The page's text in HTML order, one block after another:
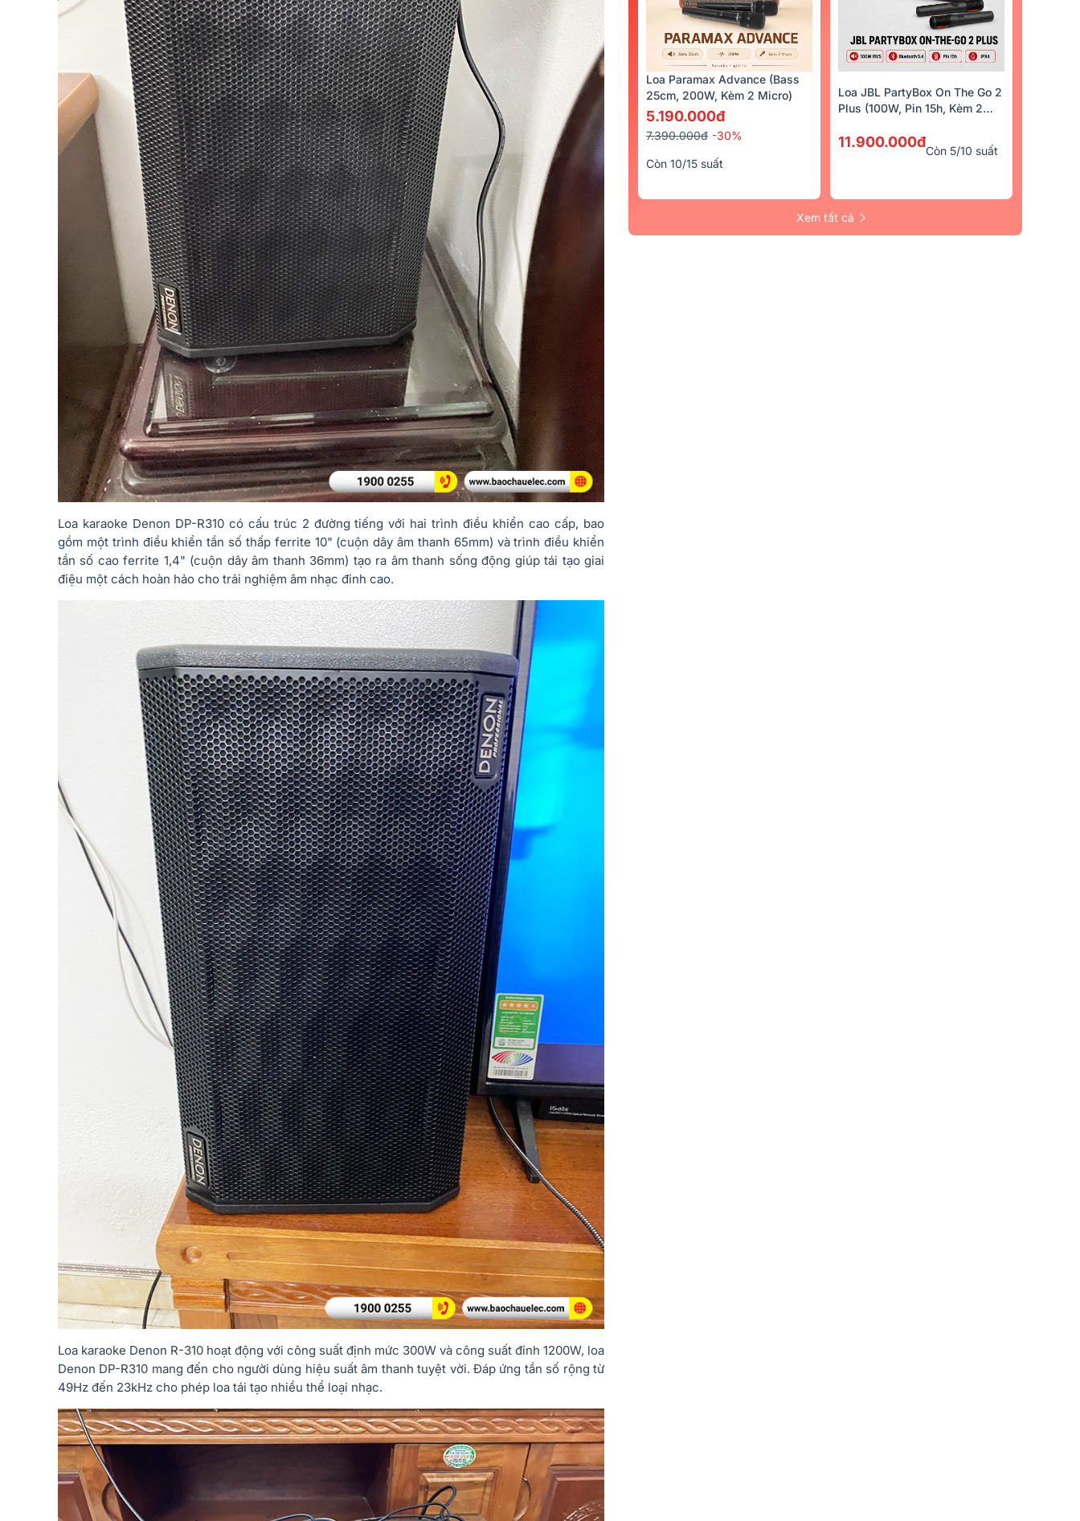
Loa karaoke Denon DP-R310 có cấu trúc 2 đường tiếng với hai trình điều khiển cao cấp, bao
gồm một trình điều khiển tần số thấp ferrite 10" (cuộn dây âm thanh 65mm) và trình điều khiển
tần số cao ferrite 1,4" (cuộn dây âm thanh 36mm) tạo ra âm thanh sống động giúp tái tạo giai
điệu một cách hoàn hảo cho trải nghiệm âm nhạc đỉnh cao.
Loa karaoke Denon R-310 hoạt động với công suất định mức 300W và công suất đỉnh 1200W, loa
Denon DP-R310 mang đến cho người dùng hiệu suất âm thanh tuyệt vời. Đáp ứng tần số rộng từ
49Hz đến 23kHz cho phép loa tái tạo nhiều thể loại nhạc.
Loa Paramax Advance (Bass
25cm, 200W, Kèm 2 Micro)
5.190.000đ
7.390.000đ -30%
Còn 10/15 suất
Loa JBL PartyBox On The Go 2
Plus (100W, Pin 15h, Kèm 2
11.900.000đ
Còn 5/10 suất
Xem tất cả